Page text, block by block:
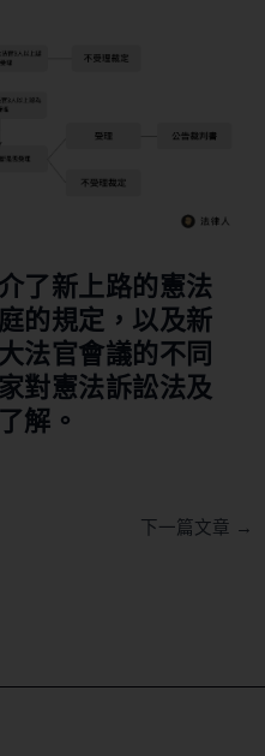
了新上路的憲法
的規定，以及新
法官會議的不同
對憲法訴訟法及
解。
下一篇文章 →